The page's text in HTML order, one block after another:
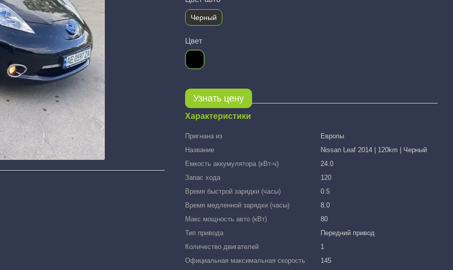
Черный
Цвет
Узнать цену
Характеристики
Пригнана из
Европы
Название
Nissan Leaf 2014 | 120km | Черный
Емкость аккумулятора (кВт-ч)
24.0
Запас хода
120
Время быстрой зарядки (часы)
0.5
Время медленной зарядки (часы)
8.0
Макс мощность авто (кВт)
80
Тип привода
Передний привод
Количество двигателей
1
Официальная максимальная скорость
145